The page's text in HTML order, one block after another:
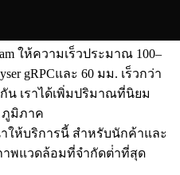
ให้ความเร็วประมาณ 100–
gRPCและ 60 มม. เร็วกว่า
น เราได้เพิ่มปริมาณที่นิยม
ภูมิภาค
ให้บริการนี้ สําหรับนักค้าและ
พแวดล้อมที่จํากัดต่ําที่สุด